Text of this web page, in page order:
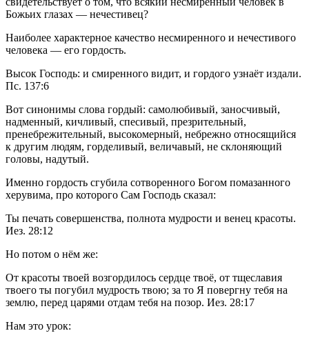
Божьих глазах — нечестивец?
Наиболее характерное качество несмиренного и нечестивого
человека — его гордость.
Высок Господь: и смиренного видит, и гордого узнаёт издали.
Пс. 137:6
Вот синонимы слова гордый: самолюбивый, заносчивый,
надменный, кичливый, спесивый, презрительный,
пренебрежительный, высокомерный, небрежно относящийся
к другим людям, горделивый, величавый, не склоняющий
головы, надутый.
Именно гордость сгубила сотворенного Богом помазанного
херувима, про которого Сам Господь сказал:
Ты печать совершенства, полнота мудрости и венец красоты.
Иез. 28:12
Но потом о нём же:
От красоты твоей возгордилось сердце твоё, от тщеславия
твоего ты погубил мудрость твою; за то Я повергну тебя на
землю, перед царями отдам тебя на позор. Иез. 28:17
Нам это урок: